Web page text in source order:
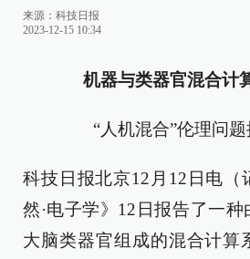
来源： 科技日报
2023-12-15 10:34
机器与类器官混合计
“人机混合”伦理问
科技日报北京12月12日电（
然·电子学》12日报告了一
大脑类器官组成的混合计算